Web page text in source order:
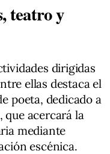
teatro y
dirigidas
ellas destaca el
poeta, dedicado a
acercará la
mediante
escénica.